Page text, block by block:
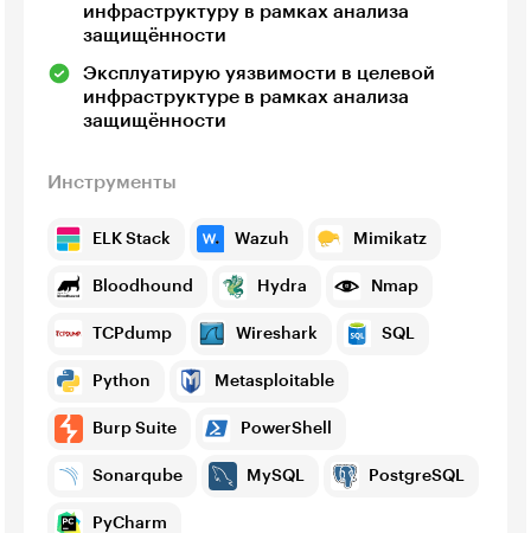
инфраструктуру в рамках анализа
защищённости
Эксплуатирую уязвимости в целевой
инфраструктуре в рамках анализа
защищённости
Инструменты
ELK Stack Wazuh Mimikatz
Bloodhound Hydra Nmap
TCPdump Wireshark SQL
Python Metasploitable
Burp Suite PowerShell
Sonarqube MySQL PostgreSQL
PyCharm